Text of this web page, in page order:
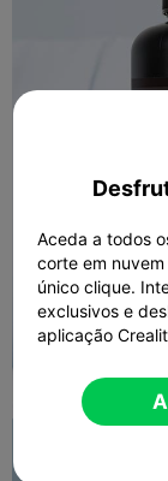
Aceda a todos
corte em
único clique.
exclusivos e
aplicação